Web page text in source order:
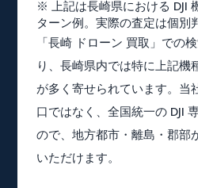
※ 上記は長崎県における DJI
ターン例。実際の査定は個別
「長崎 ドローン 買取 」での
り、長崎県内では特に上記機
が多く寄せられています。当
口ではなく、全国統一の DJI
ので、地方都市・離島・郡部
いただけます。